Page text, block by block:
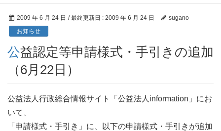
2009 年 6 月 24 日 / 最終更新日 : 2009 年 6 月 24 日
sugano
お知らせ
公益認定等申請様式・手引きの追加
（6月22日）
公益法人行政総合情報サイト「公益法人information」にお
いて、
「申請様式・手引き」に、以下の申請様式・手引きが追加